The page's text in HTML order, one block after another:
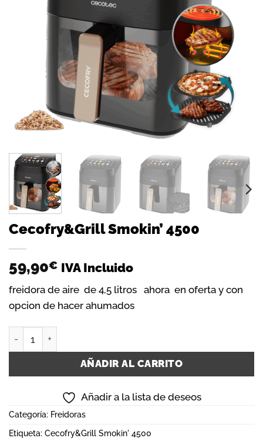
Cecofry&Grill Smokin’ 4500
59,90€ IVA Incluido
freidora de aire de 4,5 litros ahora en oferta y con
opcion de hacer ahumados
AÑADIR AL CARRITO
Añadir a la lista de deseos
Categoría: Freidoras
Etiqueta: Cecofry&Grill Smokin' 4500